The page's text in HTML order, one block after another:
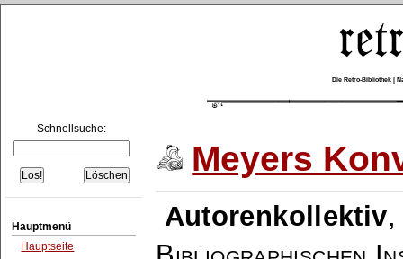
Die Retro-Bibliothek |
Schnellsuche:
Hauptmenü
Hauptseite
Meyers
Autorenkollektiv